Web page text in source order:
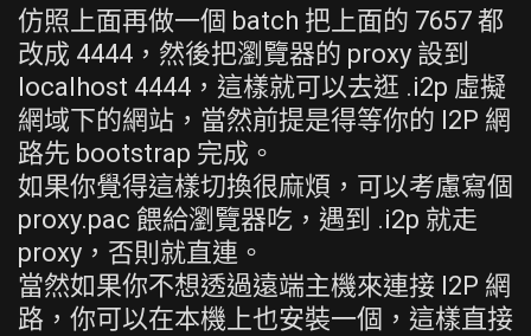
仿照上面再做一個 batch 把上面的 7657 都
改成 4444，然後把瀏覽器的 proxy 設到
localhost 4444，這樣就可以去逛 .i2p 虛擬
網域下的網站，當然前提是得等你的 I2P 網
路先 bootstrap 完成。
如果你覺得這樣切換很麻煩，可以考慮寫個
proxy.pac 餵給瀏覽器吃，遇到 .i2p 就走
proxy，否則就直連。
當然如果你不想透過遠端主機來連接 I2P 網
路，你可以在本機上也安裝一個，這樣直接